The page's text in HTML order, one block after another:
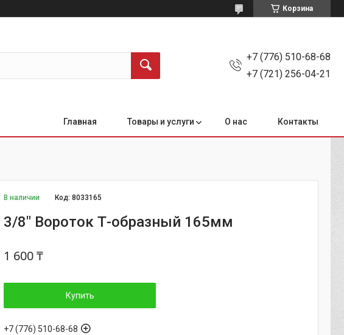
Корзина
+7 (776) 510-68-68
+7 (721) 256-04-21
Главная Товары и услуги О нас Контакты
В наличии Код:8033165
3/8" Вороток Т-образный 165мм
1 600 ₸
Купить
+7 (776) 510-68-68